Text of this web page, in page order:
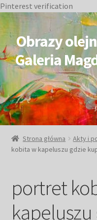
Pinterest verification
do
nawigacji
do
treści
Obrazy
Galeria
OBRAZY DOSTĘPNE
Duże obrazy
Małe obrazy
Postacie
Strona główna Akty i
kobita w kapeluszu gdzie
portret